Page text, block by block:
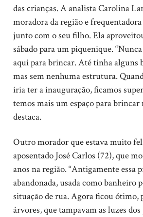
das crianças. A analista Carolina
moradora da região e frequentadora
junto com o seu filho. Ela
sábado para um piquenique.
aqui para brincar. Até tinha alguns
mas sem nenhuma estrutura.
iria ter a inauguração, ficamos
temos mais um espaço para brincar
destaca.
Outro morador que estava muito
aposentado José Carlos (72), que
anos na região. “Antigamente essa
abandonada, usada como banheiro
situação de rua. Agora ficou ótimo,
árvores, que tampavam as luzes